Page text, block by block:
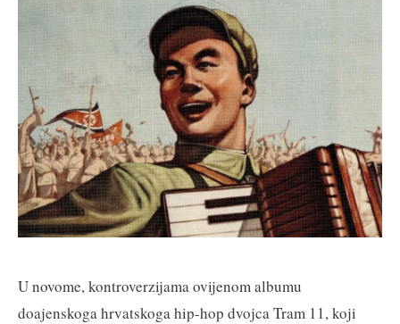
U novome, kontroverzijama ovijenom albumu
doajenskoga hrvatskoga hip-hop dvojca Tram 11, koji